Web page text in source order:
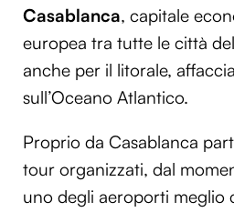
Casablanca, capitale
europea tra tutte le città
anche per il litorale,
sull’Oceano Atlantico.
Proprio da Casablanca
tour organizzati, dal
uno degli aeroporti meglio